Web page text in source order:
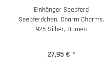
Einhänger Seepferd
Seepferdchen, Charm Charms,
925 Silber, Damen
27,95 € *